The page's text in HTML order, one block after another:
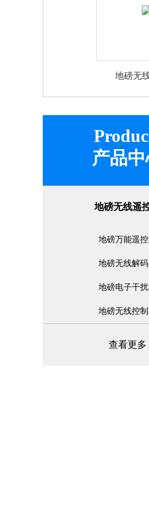
地磅无
产品
地磅无线遥
地磅万能遥
地磅无线解
地磅电子干
地磅无线控
查看更多